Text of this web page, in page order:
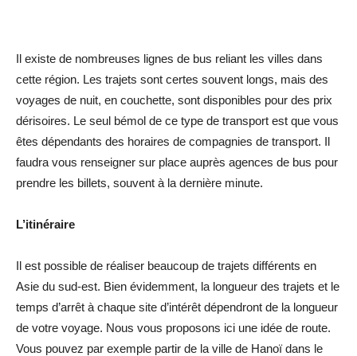
Il existe de nombreuses lignes de bus reliant les villes dans
cette région. Les trajets sont certes souvent longs, mais des
voyages de nuit, en couchette, sont disponibles pour des prix
dérisoires. Le seul bémol de ce type de transport est que vous
êtes dépendants des horaires de compagnies de transport. Il
faudra vous renseigner sur place auprès agences de bus pour
prendre les billets, souvent à la dernière minute.
L’itinéraire
Il est possible de réaliser beaucoup de trajets différents en
Asie du sud-est. Bien évidemment, la longueur des trajets et le
temps d’arrêt à chaque site d’intérêt dépendront de la longueur
de votre voyage. Nous vous proposons ici une idée de route.
Vous pouvez par exemple partir de la ville de Hanoï dans le